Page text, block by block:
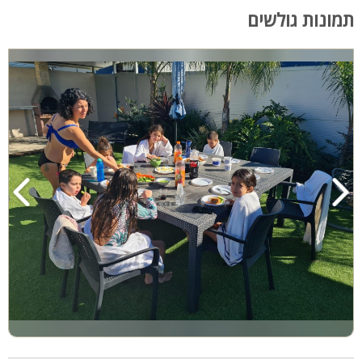
תמונות גולשים